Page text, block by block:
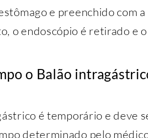
e preenchido com
o endoscópio é retirado e
o Balão
é temporário e deve
determinado pelo